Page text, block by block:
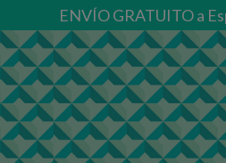
ENVÍO GRATUITO a